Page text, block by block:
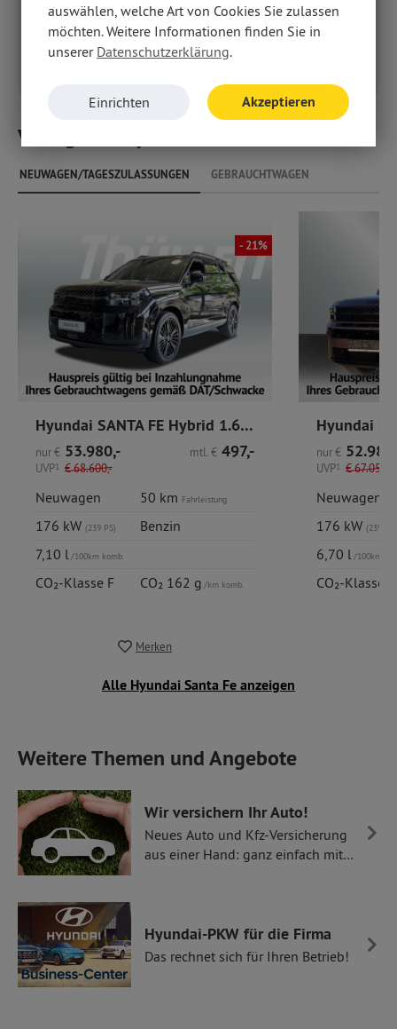
Konfigurieren
Konfigurieren Sie Ihr
Verfügbare Hyundai Santa Fe
NEUWAGEN/TAGESZULASSUNGEN GEBRAUCHTWAGEN
- 21%
Hyundai SANTA FE Hybrid 1.6 T-GDi 6-AT 4WD Blackline
nur€ 53.980,-
UVP1 €68.600,-
mtl.€ 497,-
Neuwagen 50 km Fahrleistung
176 kW (239 PS)
Benzin
7,10 l/100km komb.
CO₂-Klasse F CO₂ 162 g/km komb.
Merken
nur€
UVP1 €67.050,-
Neuwagen
176 kW (239 PS)
6,70 l/100km
CO₂-Klasse E
Alle Hyundai Santa Fe anzeigen
Weitere Themen und Angebote
Wir versichern Ihr Auto!
Neues Auto und Kfz-Versicherung
aus einer Hand: ganz einfach mit
Hyundai-PKW für die Firma
Das rechnet sich für Ihren Betrieb!
auswählen, welche Art von Cookies Sie zulassen
möchten. Weitere Informationen finden Sie in
unserer Datenschutzerklärung.
Einrichten Akzeptieren